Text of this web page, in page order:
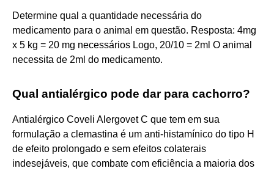
Determine qual a quantidade necessária do
medicamento para o animal em questão. Resposta: 4mg
x 5 kg = 20 mg necessários Logo, 20/10 = 2ml O animal
necessita de 2ml do medicamento.
Qual antialérgico pode dar para cachorro?
Antialérgico Coveli Alergovet C que tem em sua
formulação a clemastina é um anti-histamínico do tipo H
de efeito prolongado e sem efeitos colaterais
indesejáveis, que combate com eficiência a maioria dos